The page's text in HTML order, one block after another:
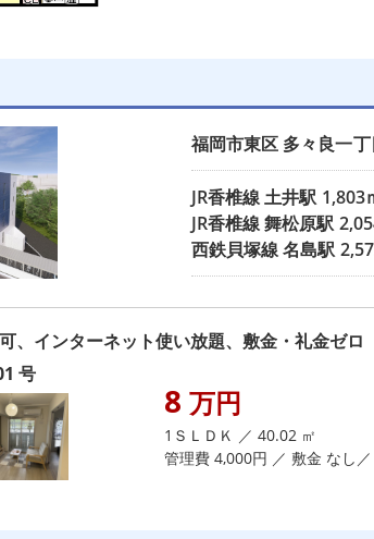
福岡市東区 多々良一丁
JR香椎線土井駅1,803
JR香椎線舞松原駅
西鉄貝塚線名島駅
、インターネット使い放題、敷金・礼金ゼロ
号
8 万円
1ＳＬＤＫ ／ 40.02 ㎡
管理費 4,000円 ／ 敷金 なし